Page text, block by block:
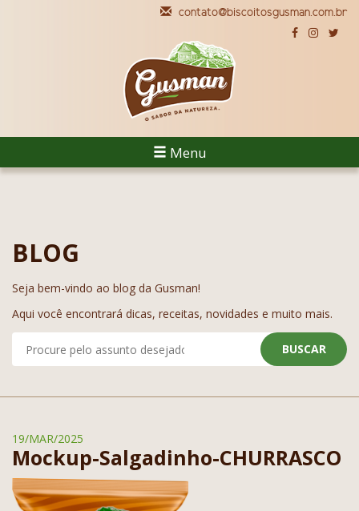
contato@biscoitosgusman.com.br
Menu
BLOG
Seja bem-vindo ao blog da Gusman!
Aqui você encontrará dicas, receitas, novidades e muito mais.
BUSCAR
19/MAR/2025
Mockup-Salgadinho-CHURRASCO